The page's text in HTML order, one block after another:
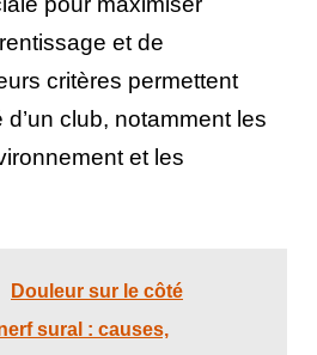
et de
critères permettent
d’un club, notamment les
et les
Douleur sur le côté
sural : causes,